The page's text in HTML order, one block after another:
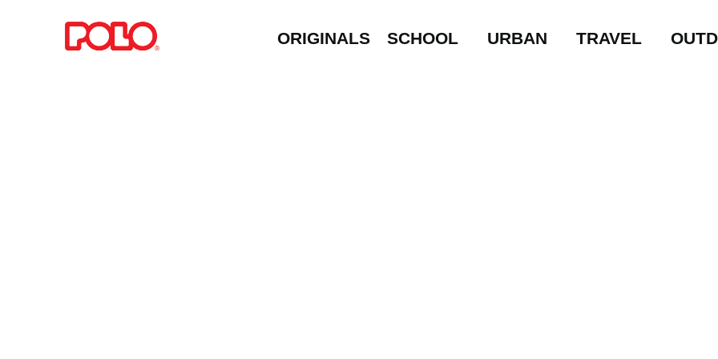
ORIGINALS SCHOOL URBAN TRAVEL